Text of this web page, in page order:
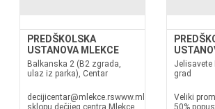
PREDŠKOLSKA
USTANOVA MLEKCE
Balkanska 2 (B2 zgrada,
ulaz iz parka), Centar
decijicentar@mlekce.rswww.mlekce.rsU
sklopu dečijeg centra Mlekce
Jelisavete
grad
Veliki
50%